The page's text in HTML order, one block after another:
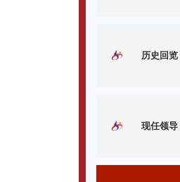
历史回览
现任领导